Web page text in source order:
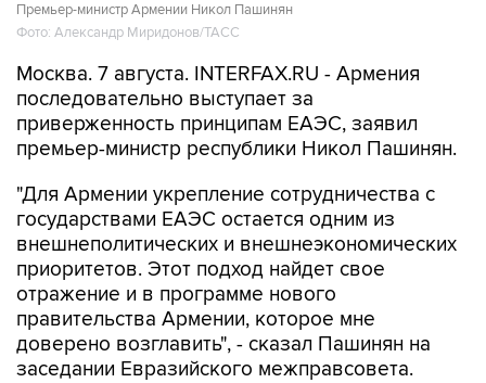
Премьер-министр Армении Никол Пашинян
Фото: Александр Миридонов/ТАСС
Москва. 7 августа. INTERFAX.RU - Армения
последовательно выступает за
приверженность принципам ЕАЭС, заявил
премьер-министр республики Никол Пашинян.
"Для Армении укрепление сотрудничества с
государствами ЕАЭС остается одним из
внешнеполитических и внешнеэкономических
приоритетов. Этот подход найдет свое
отражение и в программе нового
правительства Армении, которое мне
доверено возглавить", - сказал Пашинян на
заседании Евразийского межправсовета.